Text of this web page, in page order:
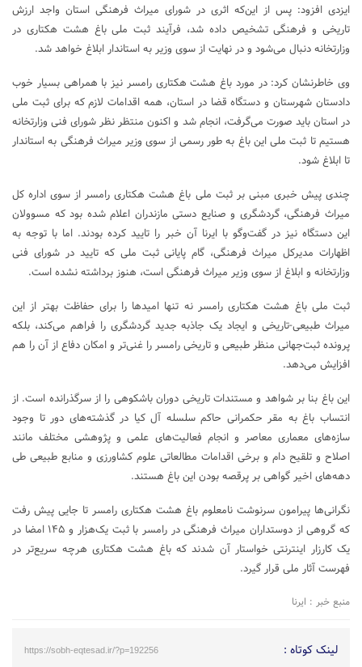
ایزدی افزود: پس از این‌که اثری در شورای میراث فرهنگی استان واجد ارزش
تاریخی و فرهنگی تشخیص داده شد، فرآیند ثبت ملی باغ هشت هکتاری در
وزارتخانه دنبال می‌شود و در نهایت از سوی وزیر به استاندار ابلاغ خواهد شد.
وی خاطرنشان کرد: در مورد باغ هشت هکتاری رامسر نیز با همراهی بسیار خوب
دادستان شهرستان و دستگاه قضا در استان، همه اقدامات لازم که برای ثبت ملی
در استان باید صورت می‌گرفت، انجام شد و اکنون منتظر نظر شورای فنی وزارتخانه
هستیم تا ثبت ملی این باغ به طور رسمی از سوی وزیر میراث فرهنگی به استاندار
تا ابلاغ شود.
چندی پیش خبری مبنی بر ثبت ملی باغ هشت هکتاری رامسر از سوی اداره کل
میراث فرهنگی، گردشگری و صنایع دستی مازندران اعلام شده بود که مسوولان
این دستگاه نیز در گفت‌وگو با ایرنا آن خبر را تایید کرده بودند. اما با توجه به
اظهارات مدیرکل میراث فرهنگی، گام پایانی ثبت ملی که تایید در شورای فنی
وزارتخانه و ابلاغ از سوی وزیر میراث فرهنگی است، هنوز برداشته نشده است.
ثبت ملی باغ هشت هکتاری رامسر نه تنها امیدها را برای حفاظت بهتر از این
میراث طبیعی-تاریخی و ایجاد یک جاذبه جدید گردشگری را فراهم می‌کند، بلکه
پرونده ثبت‌جهانی منظر طبیعی و تاریخی رامسر را غنی‌تر و امکان دفاع از آن را هم
افزایش می‌دهد.
این باغ بنا بر شواهد و مستندات تاریخی دوران باشکوهی را از سرگذرانده است. از
انتساب باغ به مقر حکمرانی حاکم سلسله آل کیا در گذشته‌های دور تا وجود
سازه‌های معماری معاصر و انجام فعالیت‌های علمی و پژوهشی مختلف مانند
اصلاح و تلقیح دام و برخی اقدامات مطالعاتی علوم کشاورزی و منابع طبیعی طی
دهه‌های اخیر گواهی بر پرقصه بودن این باغ هستند.
نگرانی‌ها پیرامون سرنوشت نامعلوم باغ هشت هکتاری رامسر تا جایی پیش رفت
که گروهی از دوستداران میراث فرهنگی در رامسر با ثبت یک‌هزار و ۱۴۵ امضا در
یک کارزار اینترنتی خواستار آن شدند که باغ هشت هکتاری هرچه سریع‌تر در
فهرست آثار ملی قرار گیرد.
منبع خبر : ایرنا
لینک کوتاه : https://sobh-eqtesad.ir/?p=192256